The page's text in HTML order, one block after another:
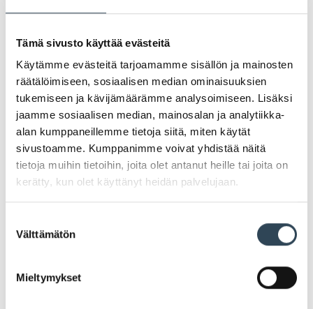
Tämä sivusto käyttää evästeitä
Käytämme evästeitä tarjoamamme sisällön ja mainosten
räätälöimiseen, sosiaalisen median ominaisuuksien
tukemiseen ja kävijämäärämme analysoimiseen. Lisäksi
jaamme sosiaalisen median, mainosalan ja analytiikka-
alan kumppaneillemme tietoja siitä, miten käytät
sivustoamme. Kumppanimme voivat yhdistää näitä
tietoja muihin tietoihin, joita olet antanut heille tai joita on
kerätty, kun olet käyttänyt heidän palvelujaan.
valinta
Välttämätön
Mieltymykset